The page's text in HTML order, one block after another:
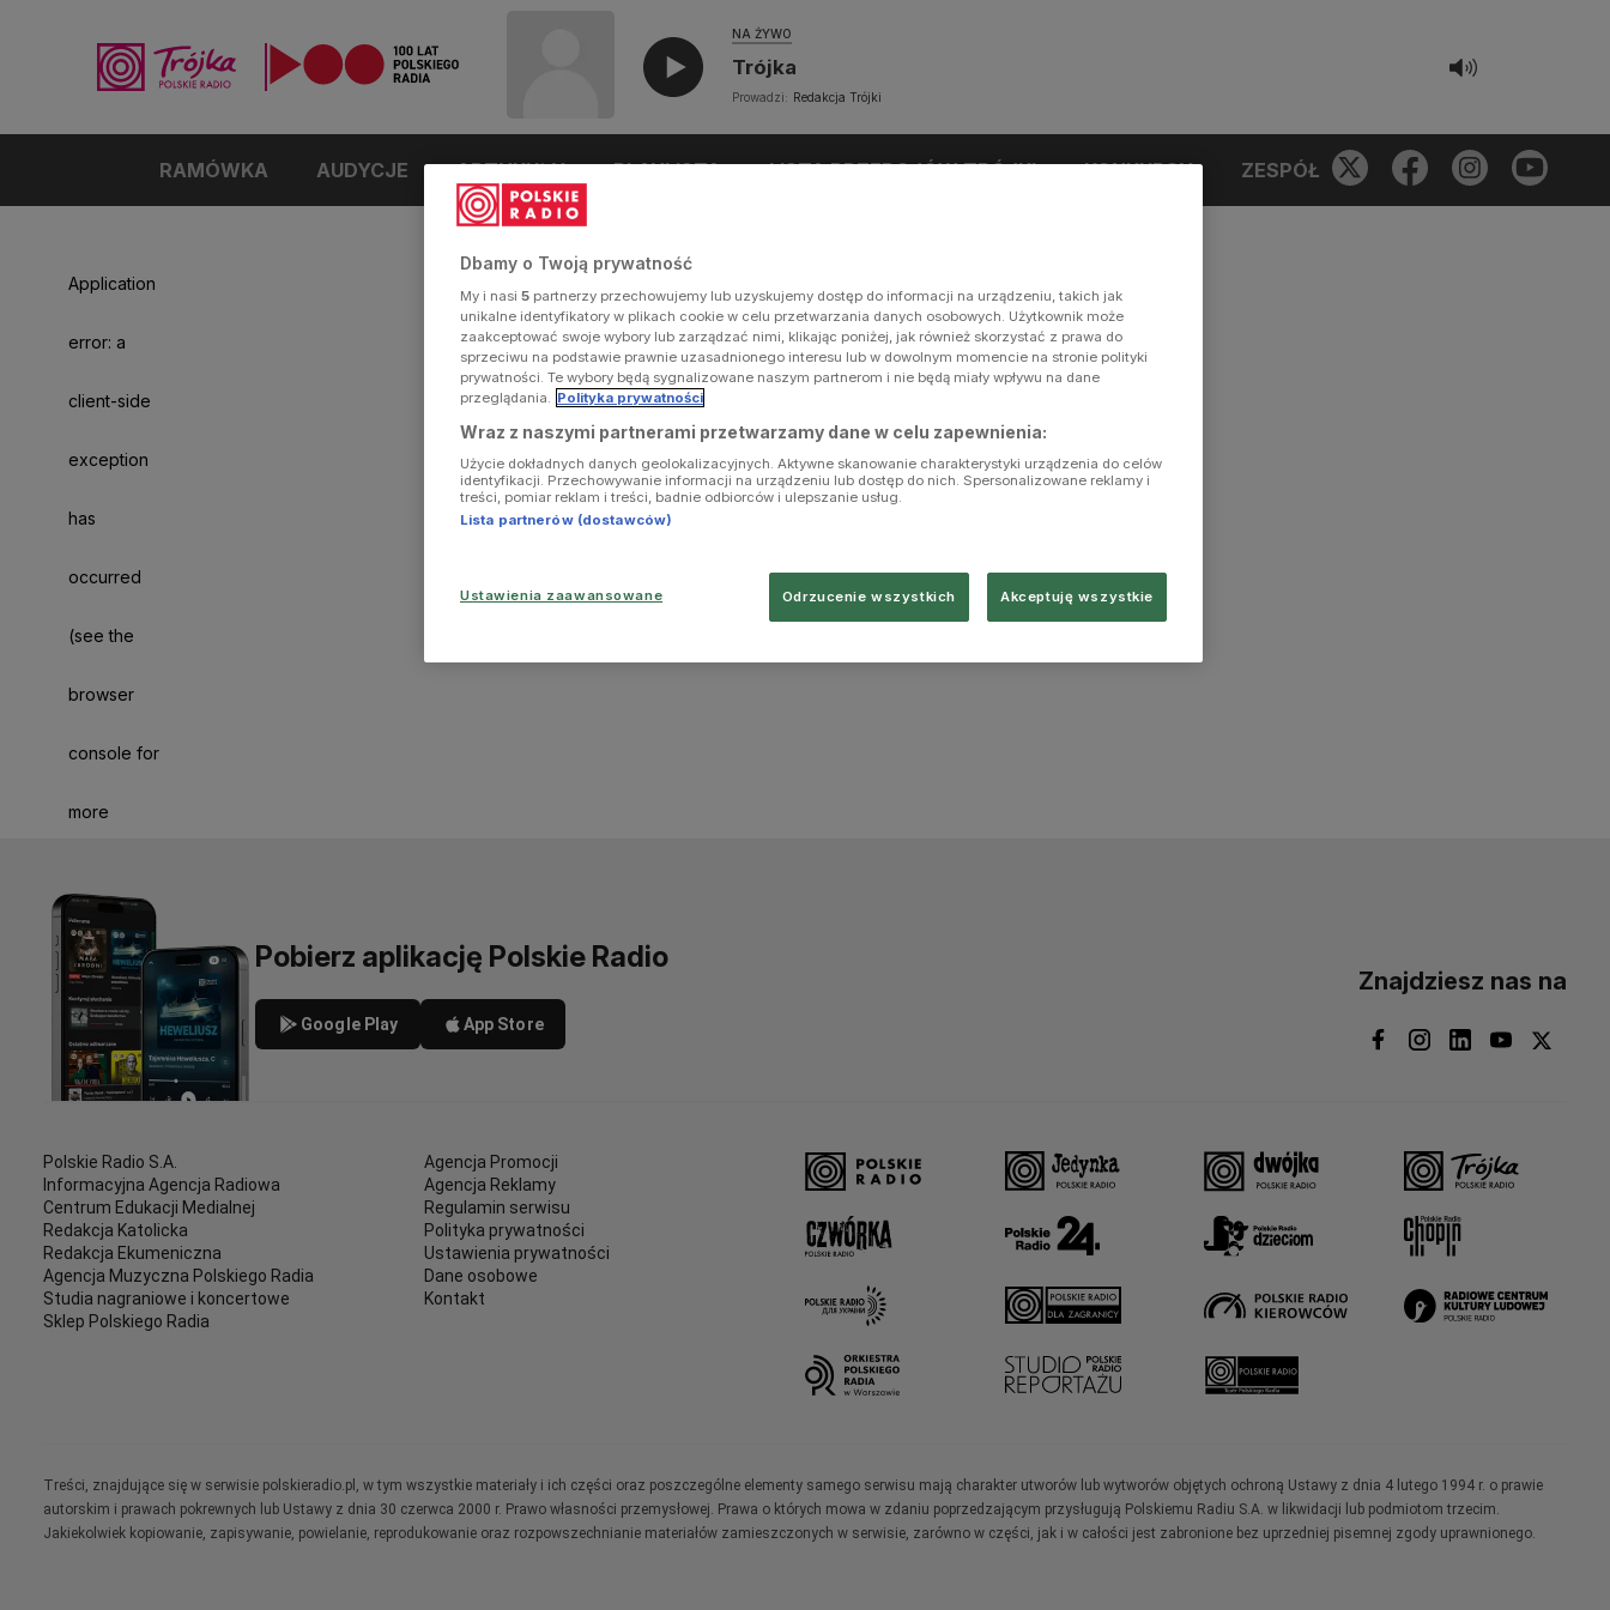
NA ŻYWO
Trójka
Prowadzi: Redakcja Trójki
RAMÓWKA AUDYCJE ARTYKUŁY PLAYLISTA LISTA PRZEBOJÓW TRÓJKI KONKURSY ZESPÓŁ
Application
error: a
client-side
exception
has
occurred
(see the
browser
console for
more
Pobierz aplikację Polskie Radio
Google Play App Store
Znajdziesz nas na
Polskie Radio S.A.
Informacyjna Agencja Radiowa
Centrum Edukacji Medialnej
Redakcja Katolicka
Redakcja Ekumeniczna
Agencja Muzyczna Polskiego Radia
Studia nagraniowe i koncertowe
Sklep Polskiego Radia
Agencja Promocji
Agencja Reklamy
Regulamin serwisu
Polityka prywatności
Ustawienia prywatności
Dane osobowe
Kontakt
Treści, znajdujące się w serwisie polskieradio.pl, w tym wszystkie materiały i ich części oraz poszczególne elementy samego serwisu mają charakter utworów lub wytworów objętych ochroną Ustawy z dnia 4 lutego 1994 r. o prawie
autorskim i prawach pokrewnych lub Ustawy z dnia 30 czerwca 2000 r. Prawo własności przemysłowej. Prawa o których mowa w zdaniu poprzedzającym przysługują Polskiemu Radiu S.A. w likwidacji lub podmiotom trzecim.
Jakiekolwiek kopiowanie, zapisywanie, powielanie, reprodukowanie oraz rozpowszechnianie materiałów zamieszczonych w serwisie, zarówno w części, jak i w całości jest zabronione bez uprzedniej pisemnej zgody uprawnionego.
Dbamy o Twoją prywatność
My i nasi 5 partnerzy przechowujemy lub uzyskujemy dostęp do informacji na urządzeniu, takich jak
unikalne identyfikatory w plikach cookie w celu przetwarzania danych osobowych. Użytkownik może
zaakceptować swoje wybory lub zarządzać nimi, klikając poniżej, jak również skorzystać z prawa do
sprzeciwu na podstawie prawnie uzasadnionego interesu lub w dowolnym momencie na stronie polityki
prywatności. Te wybory będą sygnalizowane naszym partnerom i nie będą miały wpływu na dane
przeglądania. Polityka prywatności
Wraz z naszymi partnerami przetwarzamy dane w celu zapewnienia:
Użycie dokładnych danych geolokalizacyjnych. Aktywne skanowanie charakterystyki urządzenia do celów
identyfikacji. Przechowywanie informacji na urządzeniu lub dostęp do nich. Spersonalizowane reklamy i
treści, pomiar reklam i treści, badnie odbiorców i ulepszanie usług.
Lista partnerów (dostawców)
Ustawienia zaawansowane Odrzucenie wszystkich Akceptuję wszystkie